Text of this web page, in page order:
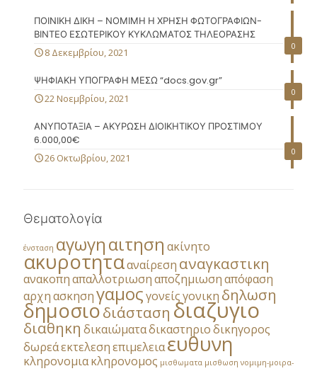
0
ΠΟΙΝΙΚΗ ΔΙΚΗ – ΝΟΜΙΜΗ Η ΧΡΗΣΗ ΦΩΤΟΓΡΑΦΙΩΝ-
ΒΙΝΤΕΟ ΕΣΩΤΕΡΙΚΟΥ ΚΥΚΛΩΜΑΤΟΣ ΤΗΛΕΟΡΑΣΗΣ
8 Δεκεμβρίου, 2021
0
ΨΗΦΙΑΚΗ ΥΠΟΓΡΑΦΗ ΜΕΣΩ “docs.gov.gr”
22 Νοεμβρίου, 2021
0
ΑΝΥΠΟΤΑΞΙΑ – ΑΚΥΡΩΣΗ ΔΙΟΙΚΗΤΙΚΟΥ ΠΡΟΣΤΙΜΟΥ
6.000,00€
26 Οκτωβρίου, 2021
Θεματολογία
ένσταση αγωγηαιτηση ακίνητο
ακυροτητααναίρεση αναγκαστικη
ανακοπηαπαλλοτριωσηαποζημιωσηαπόφαση
αρχηασκησηγαμοςγονείςγονικη δηλωση
δημοσιοδιάσταση διαζυγιο
διαθηκη δικαιώματαδικαστηριοδικηγορος
δωρεάεκτελεσηεπιμελειαευθυνη
κληρονομιακληρονομος μισθωματα μισθωση νομιμη-μοιρα-